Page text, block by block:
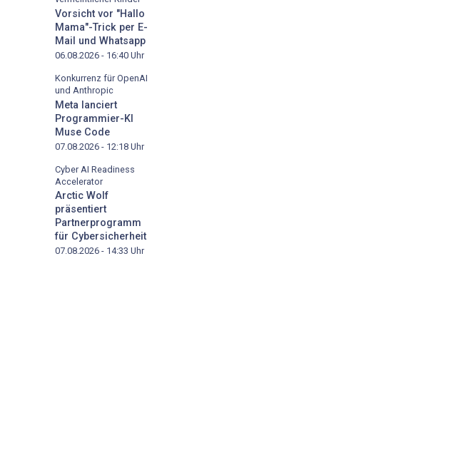
Vorsicht vor "Hallo
Mama"-Trick per E-
Mail und Whatsapp
06.08.2026 - 16:40 Uhr
Konkurrenz für OpenAI
und Anthropic
Meta lanciert
Programmier-KI
Muse Code
07.08.2026 - 12:18 Uhr
Cyber AI Readiness
Accelerator
Arctic Wolf
präsentiert
Partnerprogramm
für Cybersicherheit
07.08.2026 - 14:33 Uhr